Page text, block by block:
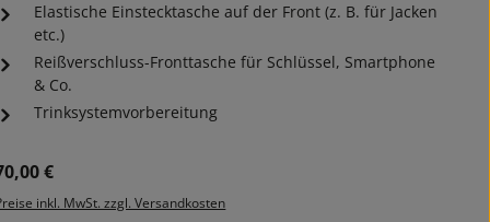
Elastische Einstecktasche auf der Front (z. B. für Jacken
etc.)
Reißverschluss-Fronttasche für Schlüssel, Smartphone
& Co.
Trinksystemvorbereitung
Preis:
€
inkl. MwSt. zzgl. Versandkosten